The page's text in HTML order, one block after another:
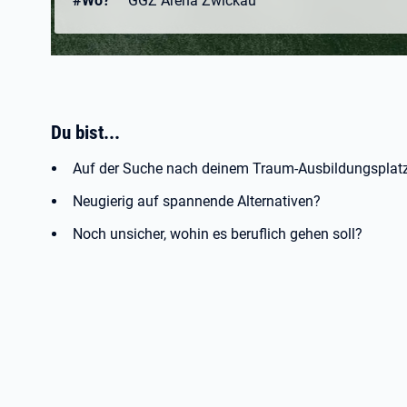
Du bist...
Auf der Suche nach deinem Traum-
Neugierig auf spannende Alternativen?
Noch unsicher, wohin es beruflich gehen soll?